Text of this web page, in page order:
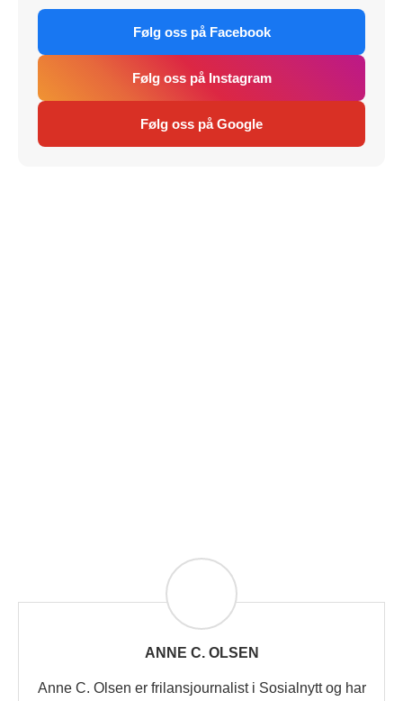
Følg oss på Facebook
Følg oss på Instagram
Følg oss på Google
ANNE C. OLSEN
Anne C. Olsen er frilansjournalist i Sosialnytt og har